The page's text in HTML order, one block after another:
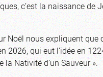
c’est la naissance de
Noël nous expliquent
2026, qui eut l’idée en
la Nativité d’un Sauveur ».